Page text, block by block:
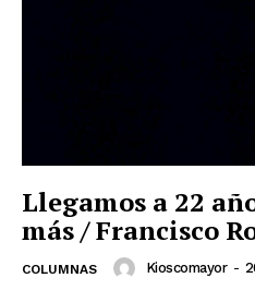
Llegamos a 22
más / Francisco
COLUMNAS Kioscomayor -